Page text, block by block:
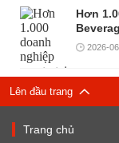
Hơn
2026-
Lên đầu trang
Trang chủ